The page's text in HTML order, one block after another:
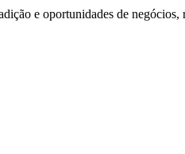
e oportunidades de